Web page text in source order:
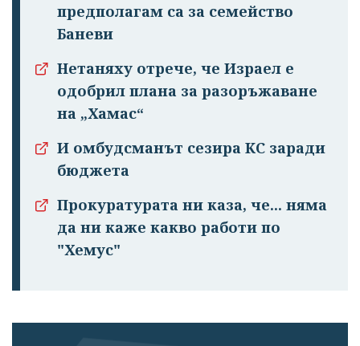
предполагам са за семейство
Баневи
Нетаняху отрече, че Израел е
одобрил плана за разоръжаване
на „Хамас“
И омбудсманът сезира КС заради
бюджета
Прокуратурата ни каза, че... няма
да ни каже какво работи по
"Хемус"